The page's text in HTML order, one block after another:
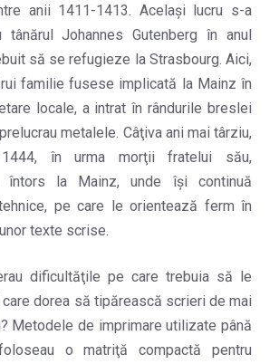
anii 1411-1413. Acelaşi lucru s-a
Johannes Gutenberg în anul
să se refugieze la Strasbourg. Aici,
familie fusese implicată la Mainz în
locale, a intrat în rândurile breslei
metalele. Câţiva ani mai târziu,
în urma morţii fratelui său,
întors la Mainz, unde îşi continuă
pe care le orientează ferm în
texte scrise.
dificultăţile pe care trebuia să le
dorea să tipărească scrieri de mai
Metodele de imprimare utilizate până
o matriţă compactă pentru